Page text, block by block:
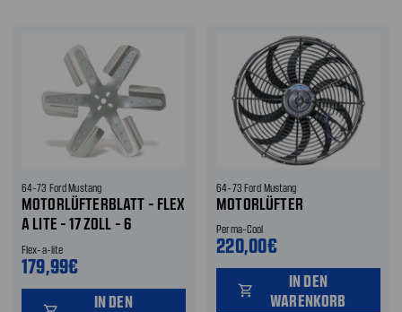
64-73 Ford Mustang
MOTORLÜFTERBLATT - FLEX
A LITE - 17 ZOLL - 6
BLÄTTER - EDELSTAHL
Flex-a-lite
179,99€
IN DEN
64-73 Ford Mustang
MOTORLÜFTER
Perma-Cool
220,00€
shopping_cart
IN DEN
WARENKORB